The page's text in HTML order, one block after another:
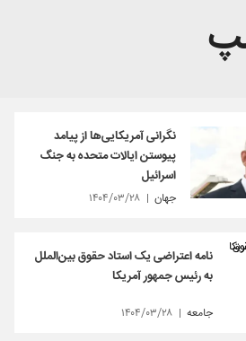
نگرانی آمریکایی‌ها از پیامد
پیوستن ایالات متحده به جنگ
اسرائیل
جهان ۱۴۰۴/۰۳/۲۸
نامه اعتراضی یک استاد حقوق بین‌الملل
به رئیس جمهور آمریکا
جامعه ۱۴۰۴/۰۳/۲۸